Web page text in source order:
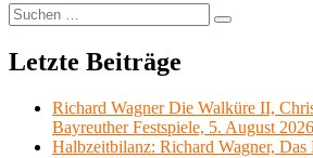
Suchen
nach:
Suchen
Letzte Beiträge
Richard Wagner Die Walküre II,
Bayreuther Festspiele, 5. August 2026
Halbzeitbilanz: Richard Wagner,